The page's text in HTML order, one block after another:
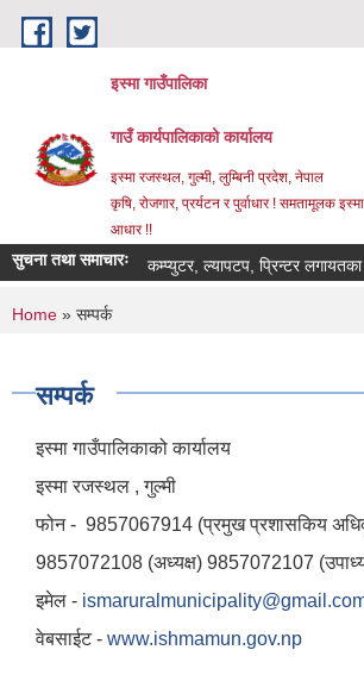
Skip to main content
इस्मा गाउँपालिका
गाउँ कार्यपालिकाको कार्यालय
इस्मा रजस्थल, गुल्मी, लुम्बिनी प्रदेश, नेपाल
कृषि, रोजगार, प्रर्यटन र पुर्वाधार ! समतामूलक
आधार !!
सुचना तथा समाचारःकम्प्युटर, ल्यापटप, प्रिन्टर लगायतका
You are here
Home » सम्पर्क
सम्पर्क
इस्मा गाउँपालिकाको कार्यालय
इस्मा रजस्थल , गुल्मी
फोन - 9857067914 (प्रमुख प्रशासकिय
9857072108 (अध्यक्ष) 9857072107
इमेल -
वेबसाईट - www.ishmamun.gov.np